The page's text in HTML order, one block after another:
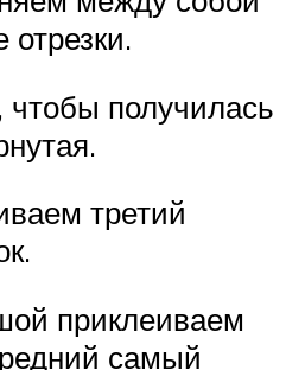
получилась
третий
приклеиваем
самый